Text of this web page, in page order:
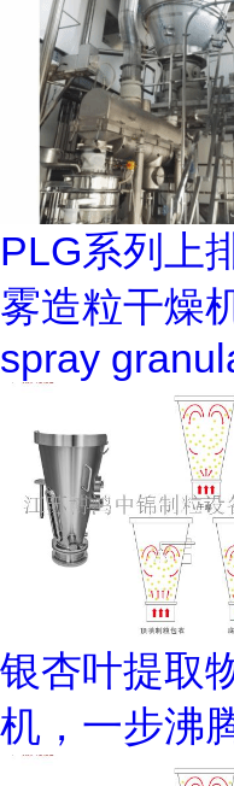
PLG系列上
雾造粒干燥
spray
银杏叶提取
机，一步沸